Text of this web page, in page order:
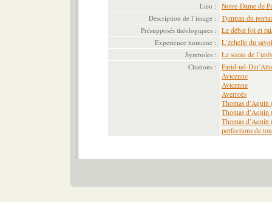
Lieu :
Notre-Dame de
Description de l’image :
Tympan du
Présupposés théologiques :
Le débat foi et
Experience humaine :
L’échelle du
Symboles :
Le sceau de
Citations :
Farid-ud-
Avicenne
Avicenne
Averroès
Thomas
Thomas d’Aquin
Thomas
perfections de